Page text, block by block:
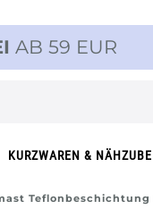
AB 59 EUR
KURZWAREN &